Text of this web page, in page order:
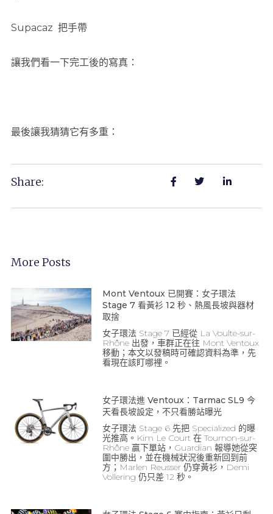
Supacaz 把手帶
讓我們看一下完工後的寫真：
最後讓我猜猜它有多重：
Share:
More Posts
Mont Ventoux 已開賽：女子環法
Stage 7 看黃衫 12 秒、熱風長坡與器材
取捨
女子環法 Stage 7 已經從 La Voulte-sur-
Rhône 出發，車群正在往 Mont Ventoux
移動；本文以發稿時可確認資料為準，先
看現在該盯哪裡。
女子環法進 Ventoux：Tarmac SL9 今
天看長坡設定，不只看勝站曝光
女子環法 Stage 6 先把 Specialized 的曝
光推高。Kim Le Court 在 Tournon-sur-
Rhône 贏下單站，Guardian 報導她從突
圍中勝出，並在機械狀況後重新回到前
方；Marlen Reusser 仍穿黃衫，Demi
Vollering 仍只差 12 秒。